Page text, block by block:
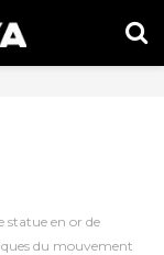
statue en or de
du mouvement